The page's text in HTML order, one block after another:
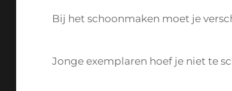
Bij het schoonmaken moet je
Jonge exemplaren hoef je niet te